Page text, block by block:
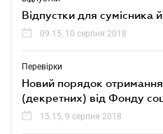
Відпустки для сумісника
09.15, 10 серпня 2018
Перевірки
Новий порядок
(декретних) від Фонду
15.15, 9 серпня 2018